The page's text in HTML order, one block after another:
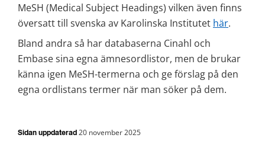
MeSH (Medical Subject Headings) vilken även finns
översatt till svenska av Karolinska Institutet här.
Bland andra så har databaserna Cinahl och
Embase sina egna ämnesordlistor, men de brukar
känna igen MeSH-termerna och ge förslag på den
egna ordlistans termer när man söker på dem.
Sidan uppdaterad 20 november 2025